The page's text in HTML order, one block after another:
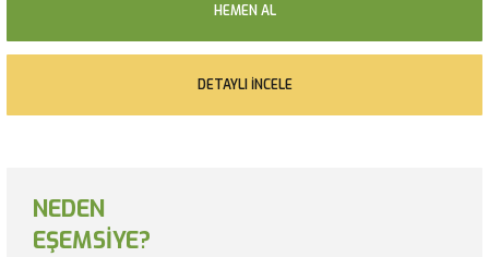
HEMEN AL
DETAYLI İNCELE
NEDEN
EŞEMSİYE?